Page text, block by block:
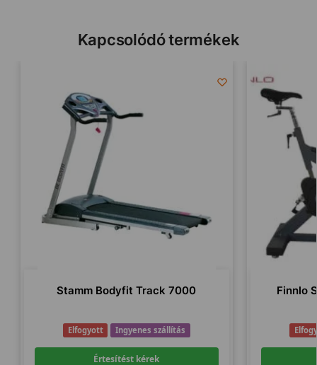
Kapcsolódó termékek
Stamm Bodyfit Track 7000
Elfogyott Ingyenes szállítás
Értesítést kérek
Finnlo